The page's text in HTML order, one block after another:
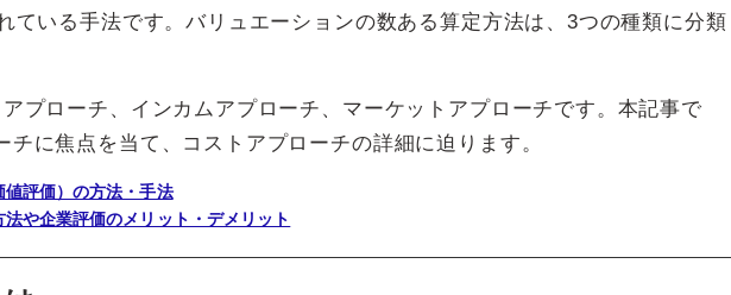
ている手法です。バリュエーションの数ある算定方法は、3つの種類に分類
プローチ、インカムアプローチ、マーケットアプローチです。本記事で
に焦点を当て、コストアプローチの詳細に迫ります。
値評価）の方法・手法
や企業評価のメリット・デメリット